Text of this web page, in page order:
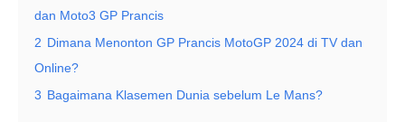
dan Moto3 GP Prancis
2 Dimana Menonton GP Prancis MotoGP 2024 di TV dan
Online?
3 Bagaimana Klasemen Dunia sebelum Le Mans?